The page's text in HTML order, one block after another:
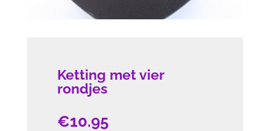
Ketting met vier
rondjes
€10.95